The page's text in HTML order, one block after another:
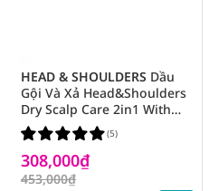
HEAD & SHOULDERS Dầu
Gội Và Xả Head&Shoulders
Dry Scalp Care 2in1 With
Almond Oil Với Dầu Hạnh
Nhân 613ml
308,000₫
453,000₫
(5)